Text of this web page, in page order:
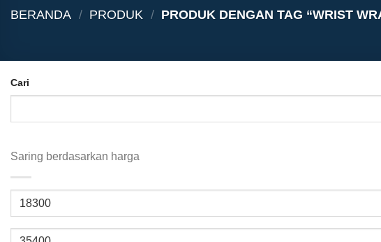
BERANDA / PRODUK / PRODUK DENGAN TAG “WRIST
Cari
Saring berdasarkan harga
Harga
Harga